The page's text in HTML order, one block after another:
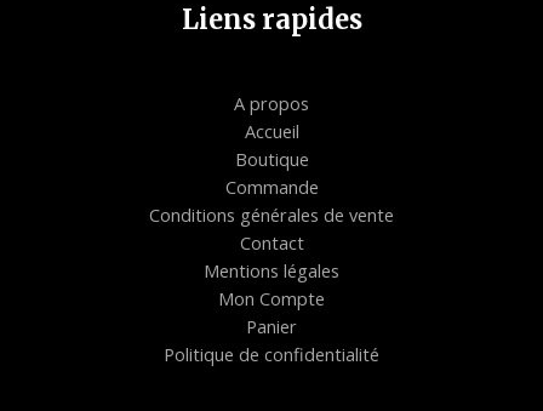
Liens rapides
A propos
Accueil
Boutique
Commande
Conditions générales de vente
Contact
Mentions légales
Mon Compte
Panier
Politique de confidentialité